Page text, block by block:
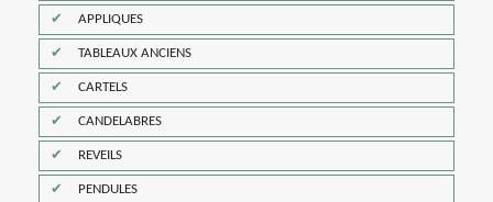
APPLIQUES
TABLEAUX ANCIENS
CARTELS
CANDELABRES
REVEILS
PENDULES